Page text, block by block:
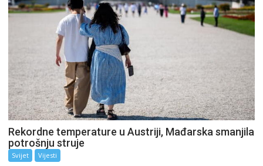
Rekordne temperature u Austriji, Mađarska smanjila
potrošnju struje
Svijet Vijesti